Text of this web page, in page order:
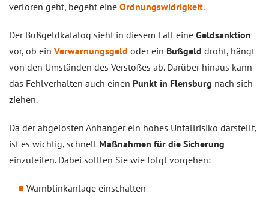
verloren geht, begeht eine Ordnungswidrigkeit.
Der Bußgeldkatalog sieht in diesem Fall eine Geldsanktion
vor, ob ein Verwarnungsgeld oder ein Bußgeld droht, hängt
von den Umständen des Verstoßes ab. Darüber hinaus kann
das Fehlverhalten auch einen Punkt in Flensburg nach sich
ziehen.
Da der abgelösten Anhänger ein hohes Unfallrisiko darstellt,
ist es wichtig, schnell Maßnahmen für die Sicherung
einzuleiten. Dabei sollten Sie wie folgt vorgehen:
Warnblinkanlage einschalten